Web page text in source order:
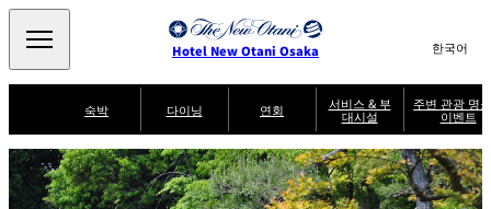
Hotel New Otani Osaka Search
サ
ト
内
検
索
言
切
り
替
え
メ
ニ
ュ
ー
JP(日本語)
EN(English)
中文(简)(中文(简))
한국어(한국어)
숙박
서
비
스
룸
서
수
퍼
브
랙
다이닝
SATSUKI SAKURA 케야키 잇신
연회 서비스 & 부
대시설
주변 관광 명
이벤트
주
변
관